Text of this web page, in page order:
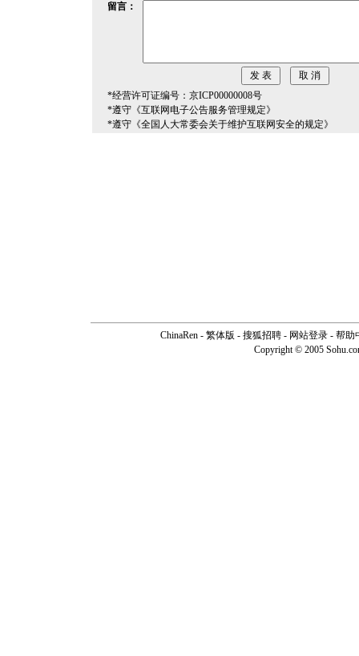
留言：
*经营许可证编号：京ICP00000008号
*遵守《互联网电子公告服务管理规定》
*遵守《全国人大常委会关于维护互联网安全的规定》
ChinaRen - 繁体版 - 搜狐招聘 - 网站登录 - 帮助
Copyright © 2005